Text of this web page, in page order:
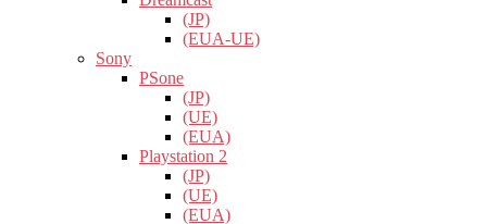
(JP)
(EUA-UE)
Sony
PSone
(JP)
(UE)
(EUA)
Playstation 2
(JP)
(UE)
(EUA)